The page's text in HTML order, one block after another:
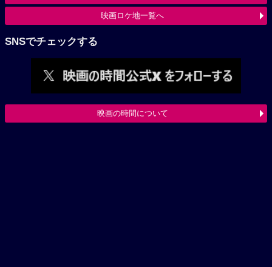
映画ロケ地一覧へ
SNSでチェックする
映画の時間について